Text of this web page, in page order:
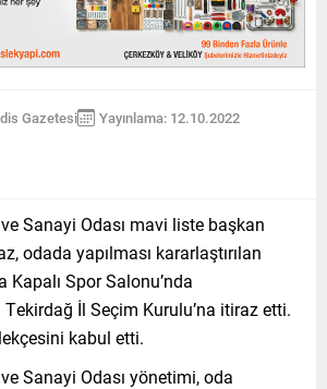
Gazetesi Yayınlama: 12.10.2022
Sanayi Odası mavi liste başkan
odada yapılması kararlaştırılan
Spor Salonu’nda
İl Seçim Kurulu’na itiraz etti.
kabul etti.
Sanayi Odası yönetimi, oda